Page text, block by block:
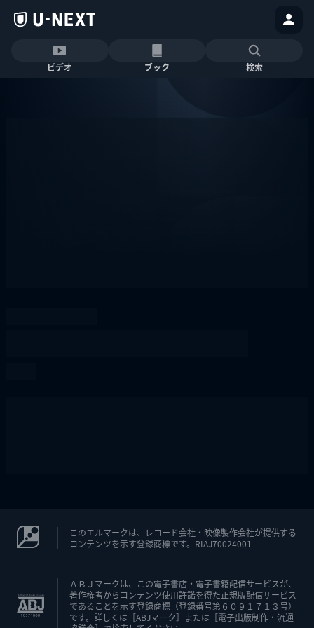
ビデオ ブック 検索
このエルマークは、レコード会社・映像製作会社が提供する
コンテンツを示す登録商標です。RIAJ70024001
ＡＢＪマークは、この電子書店・電子書籍配信サービスが、
著作権者からコンテンツ使用許諾を得た正規版配信サービス
であることを示す登録商標（登録番号第６０９１７１３号）
です。詳しくは［ABJマーク］または［電子出版制作・流通